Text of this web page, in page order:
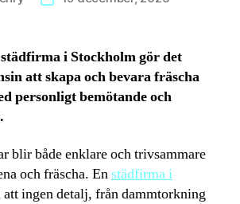
i Stockholm gör det
att skapa och bevara fräscha
personligt bemötande och
blir både enklare och trivsammare
och fräscha. Enstädfirma i
ingen detalj, från dammtorkning